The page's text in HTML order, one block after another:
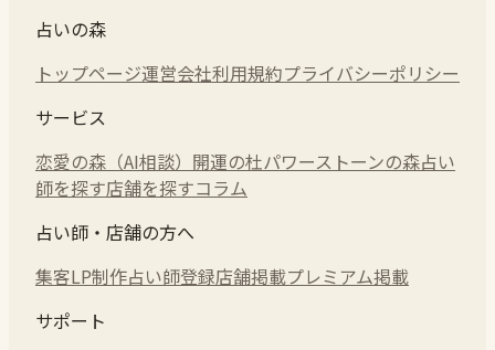
占いの森
トップページ運営会社利用規約プライバシーポリシー
サービス
恋愛の森（AI相談） 開運の杜パワーストーンの森占い
師を探す店舗を探すコラム
占い師・店舗の方へ
集客LP制作占い師登録店舗掲載プレミアム掲載
サポート